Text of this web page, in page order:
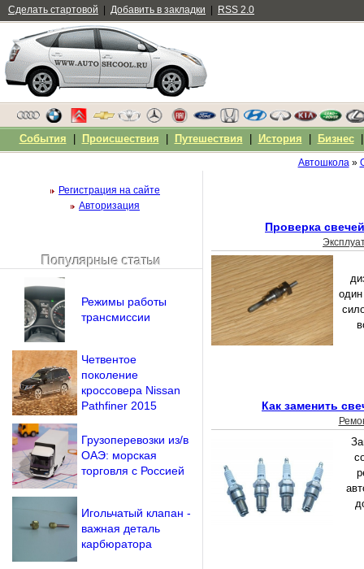
Автошкола»
Проверка
Как заменить
Регистрация на сайте
Авторизация
Напомнить пароль?
Популярные статьи
Режимы работы
трансмиссии
Четвентое
поколение
кроссовера Nissan
Pathfiner 2015
Грузоперевозки из/в
ОАЭ: морская
торговля с Россией
Игольчатый клапан -
важная деталь
карбюратора
Сделать стартовой Добавить в закладки RSS 2.0
События Происшествия Путешествия История Бизнес